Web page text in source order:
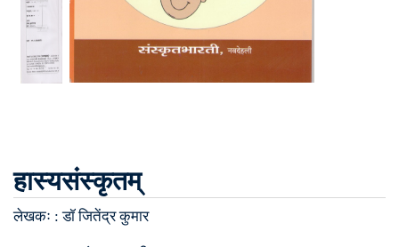
हास्यसंस्कृतम्
लेखकः :डॉ जितेंद्र कुमार